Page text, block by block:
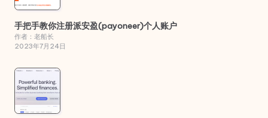
手把手教你注册派安盈(payoneer)个人账户
作者：老船长
2023年7月24日